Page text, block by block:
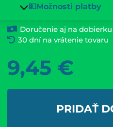
💵Možnosti platby
Doručenie aj na dobierku
30 dní na vrátenie tovaru
9,45 €
PRIDAŤ